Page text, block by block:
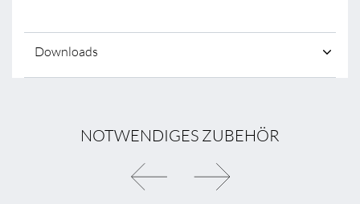
Downloads
NOTWENDIGES ZUBEHÖR